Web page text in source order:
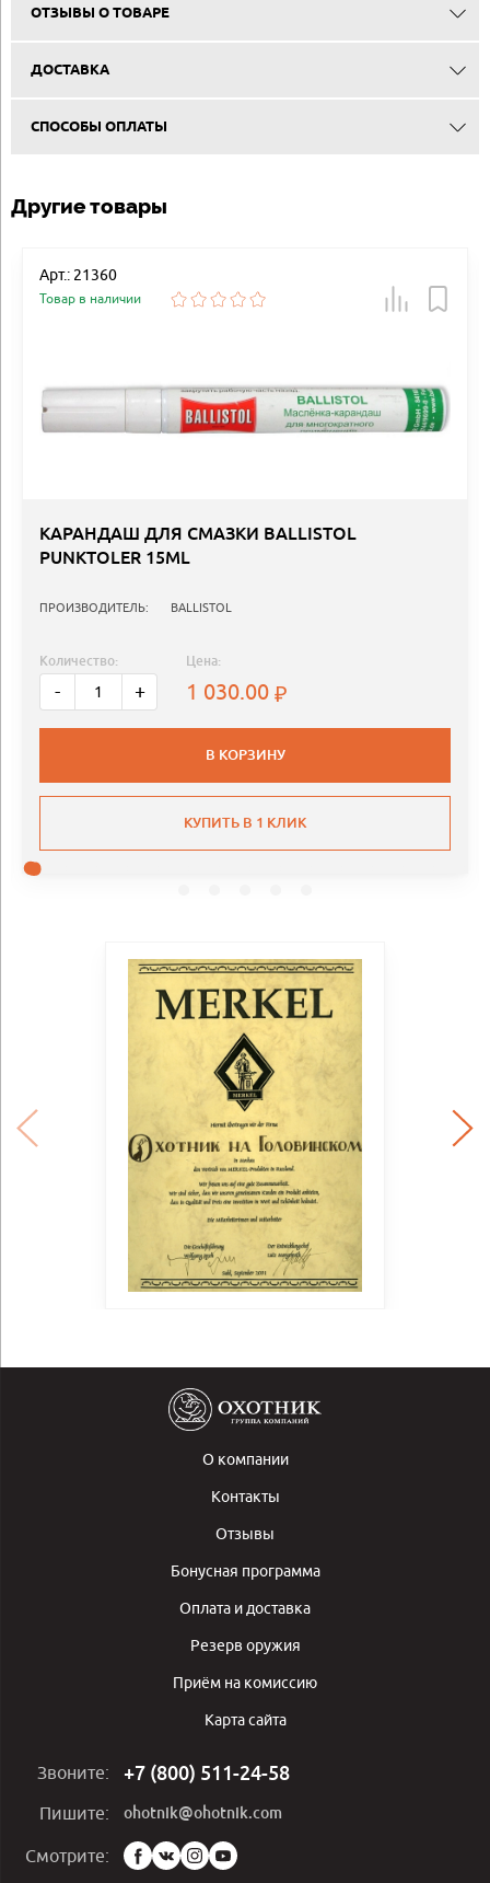
ОТЗЫВЫ О ТОВАРЕ
ДОСТАВКА
СПОСОБЫ ОПЛАТЫ
Другие товары
Арт.: 21360
Товар в наличии
КАРАНДАШ ДЛЯ СМАЗКИ BALLISTOL
PUNKTOLER 15ML
ПРОИЗВОДИТЕЛЬ: BALLISTOL
Количество:
- +
Цена:
1 030.00
В КОРЗИНУ
КУПИТЬ В 1 КЛИК
О компании
Контакты
Отзывы
Бонусная программа
Оплата и доставка
Резерв оружия
Приём на комиссию
Карта сайта
Звоните: +7 (800) 511-24-58
Пишите: ohotnik@ohotnik.com
Смотрите:
Мы
в